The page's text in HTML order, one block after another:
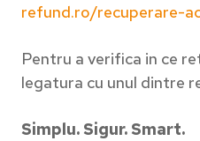
refund.ro/recuperare-
Pentru a verifica in ce
legatura cu unul dintre
Simplu. Sigur. Smart.